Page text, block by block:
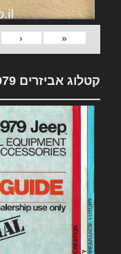
«
‹
קטלוג אביזרים 1979 Jeep